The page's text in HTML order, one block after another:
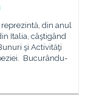
reprezintă, din anul
Italia, câştigând
şi Activităţi
Bucurându-